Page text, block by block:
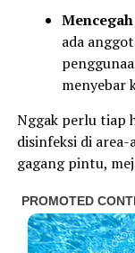
ada
menyebar
Nggak perlu tiap
disinfeksi di
gagang pintu,